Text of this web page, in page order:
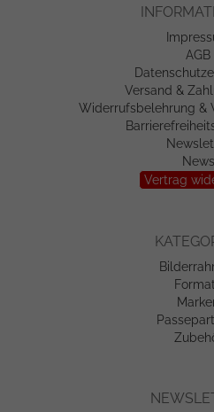
AGB
Versand &
Widerrufsbelehrung &
News
Vertrag